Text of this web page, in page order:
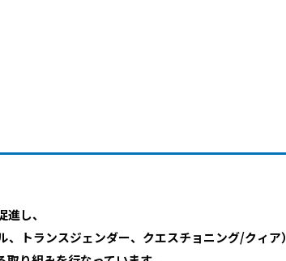
し、
トランスジェンダー、クエスチョニング/クィア）